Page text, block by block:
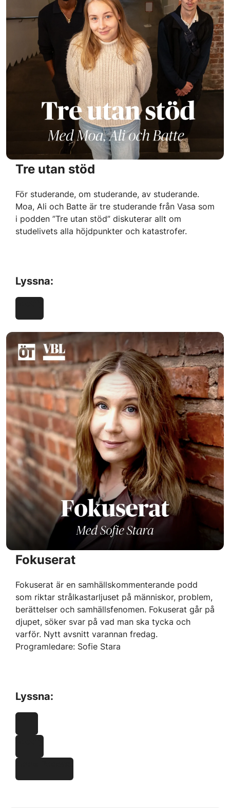
Tre utan stöd
För studerande, om studerande, av studerande.
Moa, Ali och Batte är tre studerande från Vasa som
i podden ”Tre utan stöd” diskuterar allt om
studelivets alla höjdpunkter och katastrofer.
Lyssna:
Spotify
Fokuserat
Fokuserat är en samhällskommenterande podd
som riktar strålkastarljuset på människor, problem,
berättelser och samhällsfenomen. Fokuserat går på
djupet, söker svar på vad man ska tycka och
varför. Nytt avsnitt varannan fredag.
Programledare: Sofie Stara
Lyssna:
VBL
Spotify
Apple Podcast